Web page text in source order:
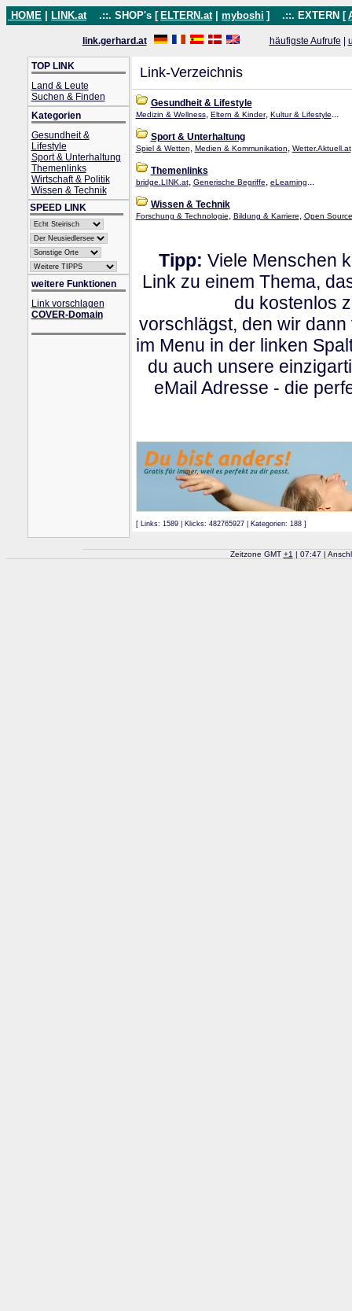
HOME LINK.at .::. SHOP's [ ELTERN.at myboshi ] .::. EXTERN [
link.gerhard.at häufigste Aufrufe
TOP LINK
Land & Leute
Suchen & Finden
Kategorien
Gesundheit &
Lifestyle
Sport & Unterhaltung
Themenlinks
Wirtschaft & Politik
Wissen & Technik
SPEED LINK
weitere Funktionen
Link vorschlagen
COVER-Domain
Link-Verzeichnis
Gesundheit & Lifestyle
Medizin & Wellness, Eltern & Kinder, Kultur & Lifestyle...
Sport & Unterhaltung
Spiel & Wetten, Medien & Kommunikation, Wetter.Aktuell.at
Themenlinks
bridge.LINK.at, Generische Begriffe, eLearning...
Wissen & Technik
Forschung & Technologie, Bildung & Karriere, Open
Tipp: Viele Menschen
Link zu einem Thema,
du kostenlos
vorschlägst, den wir
im Menu in der linken
du auch unsere
eMail Adresse - die
[ Links: 1589 | Klicks: 482765927 | Kategorien: 188 ]
Zeitzone GMT +1 | 07:47 |